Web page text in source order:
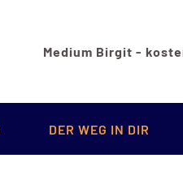
Medium Birgit -
DER WEG IN DIR